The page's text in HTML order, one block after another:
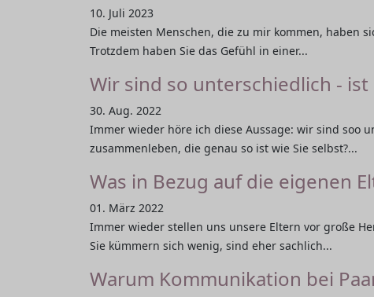
10. Juli 2023
Die meisten Menschen, die zu mir kommen, haben
Trotzdem haben Sie das Gefühl in einer...
Wir sind so unterschiedlich - ist
30. Aug. 2022
Immer wieder höre ich diese Aussage: wir sind soo
zusammenleben, die genau so ist wie Sie selbst?...
Was in Bezug auf die eigenen
01. März 2022
Immer wieder stellen uns unsere Eltern vor große
Sie kümmern sich wenig, sind eher sachlich...
Warum Kommunikation bei